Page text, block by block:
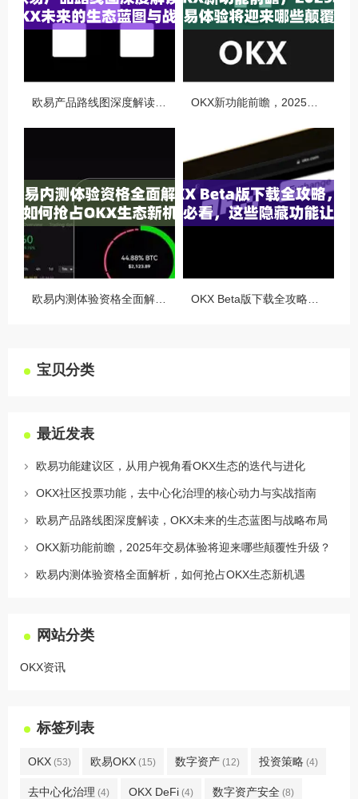
宝贝分类
最近发表
欧易功能建议区，从用户视角看OKX生态的迭代与进化
OKX社区投票功能，去中心化治理的核心动力与实战指南
欧易产品路线图深度解读，OKX未来的生态蓝图与战略布局
OKX新功能前瞻，2025年交易体验将迎来哪些颠覆性升级？
欧易内测体验资格全面解析，如何抢占OKX生态新机遇
网站分类
OKX资讯
标签列表
OKX (53) 欧易OKX (15) 数字资产 (12) 投资策略 (4)
去中心化治理 (4) OKX DeFi (4) 数字资产安全 (8)